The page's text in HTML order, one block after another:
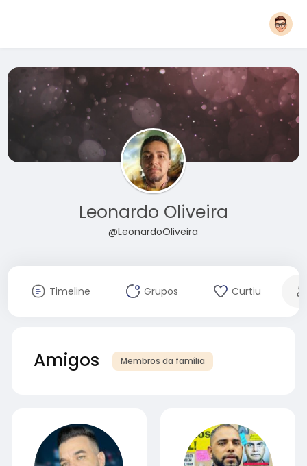
Leonardo Oliveira
@LeonardoOliveira
Timeline Grupos Curtiu
Amigos Membros da família